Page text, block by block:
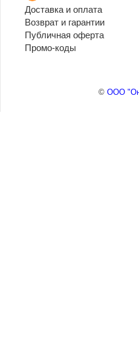
Доставка и оплата
Возврат и гарантии
Публичная оферта
Промо-коды
© ООО